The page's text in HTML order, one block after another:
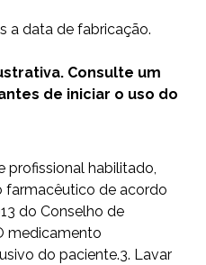
a data de fabricação.
Consulte um
de iniciar o uso do
profissional habilitado,
farmacêutico de acordo
do Conselho de
medicamento
do paciente.3. Lavar